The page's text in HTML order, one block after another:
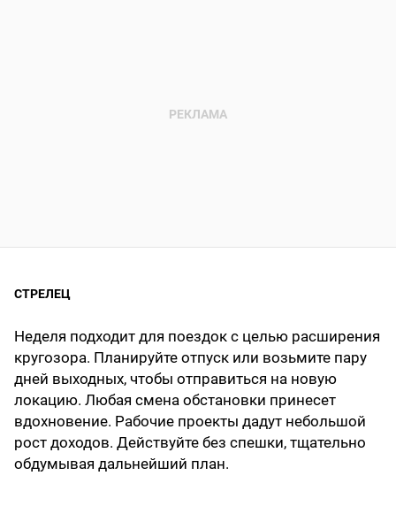
СТРЕЛЕЦ
Неделя подходит для поездок с целью расширения
кругозора. Планируйте отпуск или возьмите пару
дней выходных, чтобы отправиться на новую
локацию. Любая смена обстановки принесет
вдохновение. Рабочие проекты дадут небольшой
рост доходов. Действуйте без спешки, тщательно
обдумывая дальнейший план.